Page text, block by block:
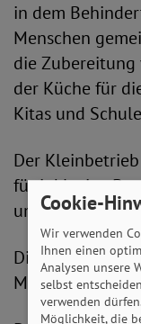
in dem
Menschen
die
der Küche für
Kitas und
Der Kleinbetrieb
für inklusive
Die
Mittelbetrieb.
Cookie-
Wir verwenden
Ihnen einen
Analysen unsere
selbst
verwenden
Möglichkeit, die